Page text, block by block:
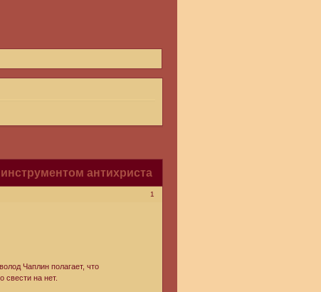
антихриста
1
Чаплин полагает, что
свести на нет.